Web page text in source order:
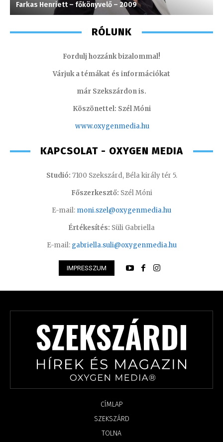
Farkas Henriett – főkönyvelő – 2009
RÓLUNK
Fordulj hozzánk bizalommal!
Várjuk a témákat és információkat
már Szekszárdon is.
Köszönettel: Szél Móni
www.oxygenmedia.hu
KAPCSOLAT - OXYGEN MEDIA
Studió: 7100 Szekszárd, Béla király tér 5.
Főszerkesztő: Szél Móni
E-mail: moni.szel@oxygenmedia.hu
Értékesítés: Süli Gabriella
E-mail: gabriella.suli@oxygenmedia.hu
IMPRESSZUM
CÍMLAP
SZEKSZÁRD
TOLNA